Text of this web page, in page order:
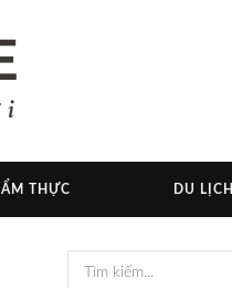
ẨM THỰC DU LỊCH